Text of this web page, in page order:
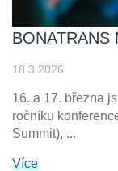
BONATRANS
18.3.2026
16. a 17. března
ročníku
Summit), ...
Více